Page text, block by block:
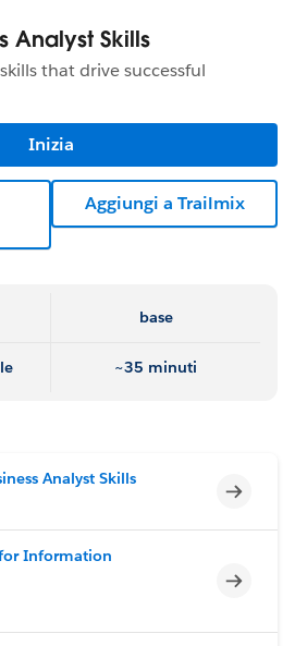
Analyst Skills
that drive successful
Inizia
Aggiungi a Trailmix
base
~35 minuti
Analyst Skills
Information